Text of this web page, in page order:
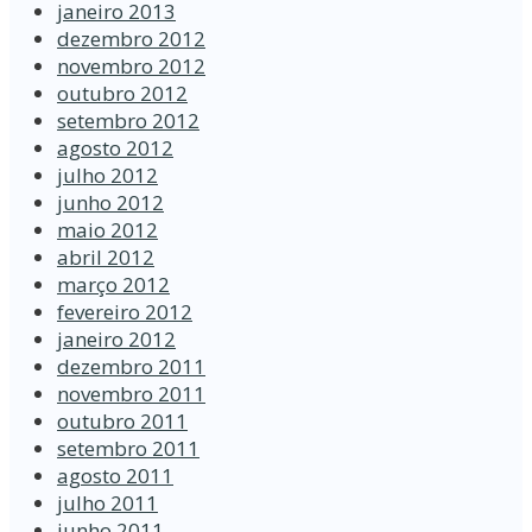
janeiro 2013
dezembro 2012
novembro 2012
outubro 2012
setembro 2012
agosto 2012
julho 2012
junho 2012
maio 2012
abril 2012
março 2012
fevereiro 2012
janeiro 2012
dezembro 2011
novembro 2011
outubro 2011
setembro 2011
agosto 2011
julho 2011